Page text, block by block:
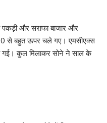
और सराफा बाजार और
से बहुत ऊपर चले गए। एमसीएक्स
गई। कुल मिलाकर सोने ने साल के